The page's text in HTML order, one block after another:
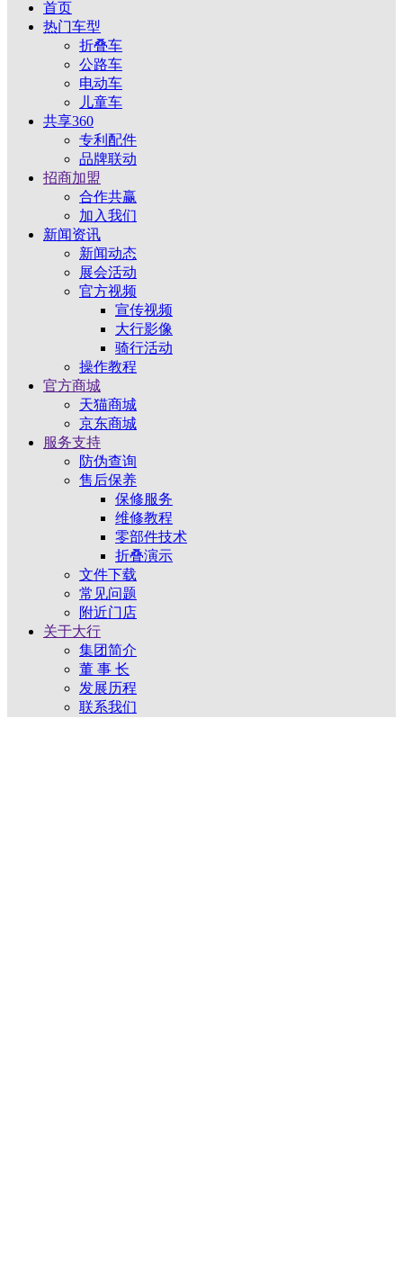
首页
热门车型
折叠车
公路车
电动车
儿童车
共享360
专利配件
品牌联动
招商加盟
合作共赢
加入我们
新闻资讯
新闻动态
展会活动
官方视频
宣传视频
大行影像
骑行活动
操作教程
官方商城
天猫商城
京东商城
服务支持
防伪查询
售后保养
保修服务
维修教程
零部件技术
折叠演示
文件下载
常见问题
附近门店
关于大行
集团简介
董 事 长
发展历程
联系我们